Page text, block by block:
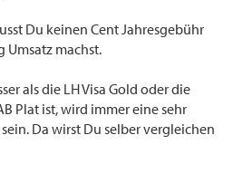
Du keinen Cent Jahresgebühr
Umsatz machst.
als die LH Visa Gold oder die
Plat ist, wird immer eine sehr
Da wirst Du selber vergleichen